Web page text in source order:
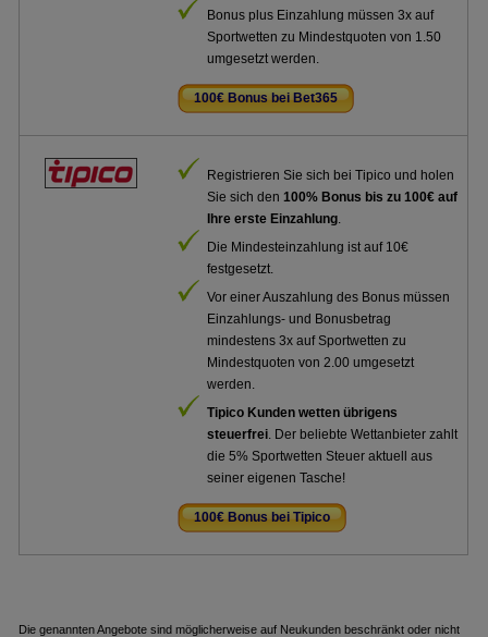
Bonus plus Einzahlung müssen 3x auf
Sportwetten zu Mindestquoten von 1.50
umgesetzt werden.
100€ Bonus bei Bet365
Registrieren Sie sich bei Tipico und holen
Sie sich den100% Bonus bis zu 100€ auf
Ihre erste Einzahlung.
Die Mindesteinzahlung ist auf 10€
festgesetzt.
Vor einer Auszahlung des Bonus müssen
Einzahlungs- und Bonusbetrag
mindestens 3x auf Sportwetten zu
Mindestquoten von 2.00 umgesetzt
werden.
Tipico Kunden wetten übrigens
steuerfrei. Der beliebte Wettanbieter zahlt
die 5% Sportwetten Steuer aktuell aus
seiner eigenen Tasche!
100€ Bonus bei Tipico
Die genannten Angebote sind möglicherweise auf Neukunden beschränkt oder nicht